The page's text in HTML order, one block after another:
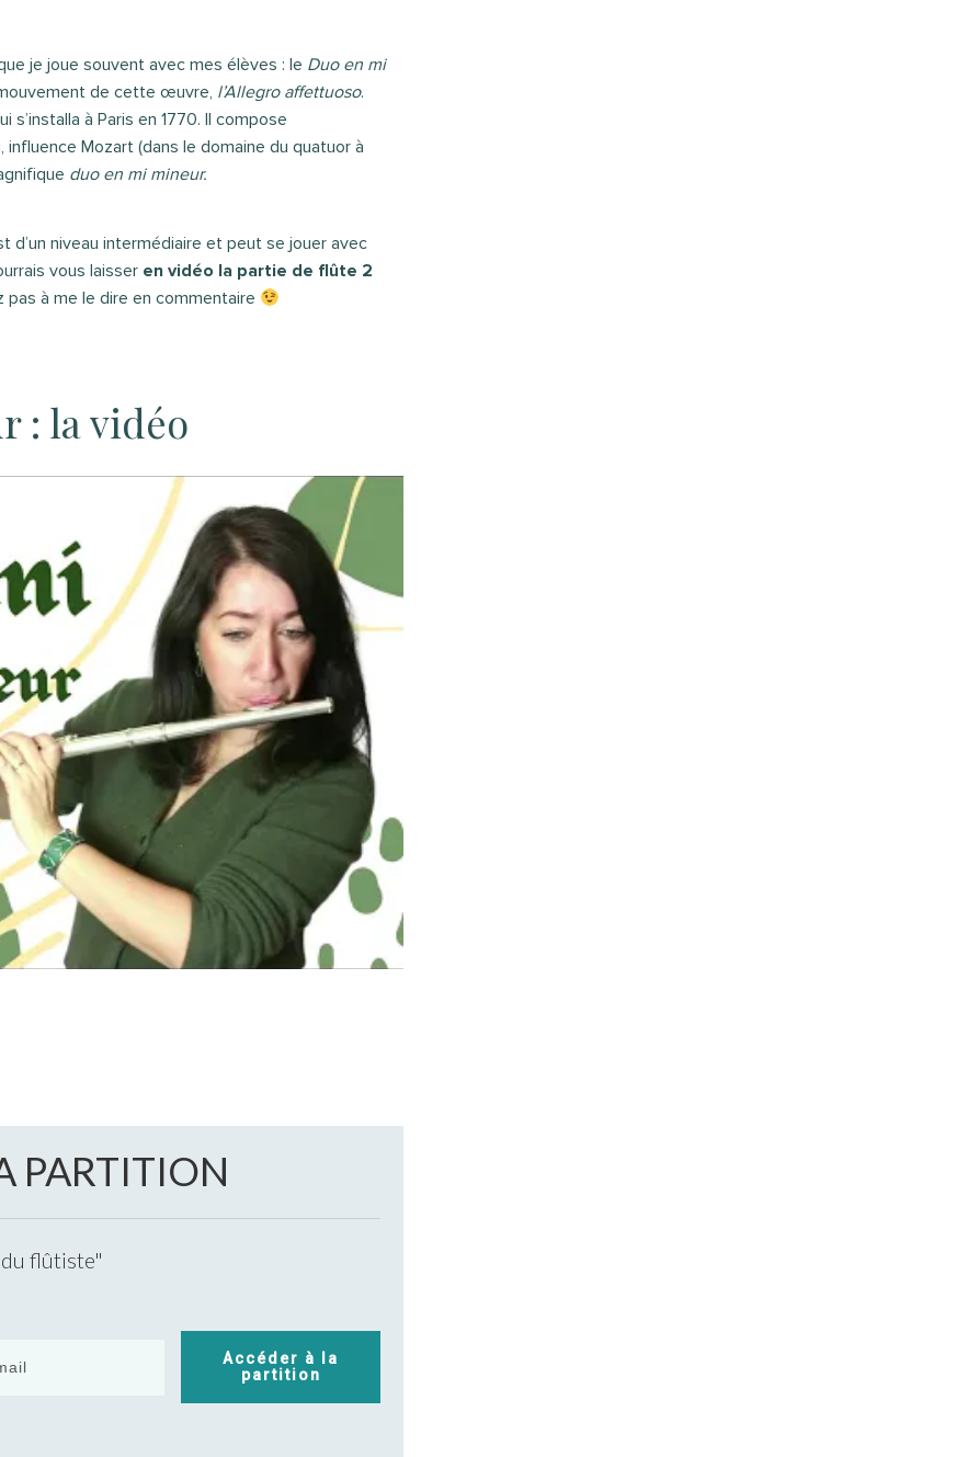
je joue souvent avec mes élèves : le Duo en mi
de cette œuvre, l’Allegro affettuoso.
à Paris en 1770. Il compose
Mozart (dans le domaine du quatuor à
duo en mi mineur.
niveau intermédiaire et peut se jouer avec
vous laisser en vidéo la partie de flûte 2
pas à me le dire en commentaire
: la vidéo
PARTITION
flûtiste"
Accéder à la
partition